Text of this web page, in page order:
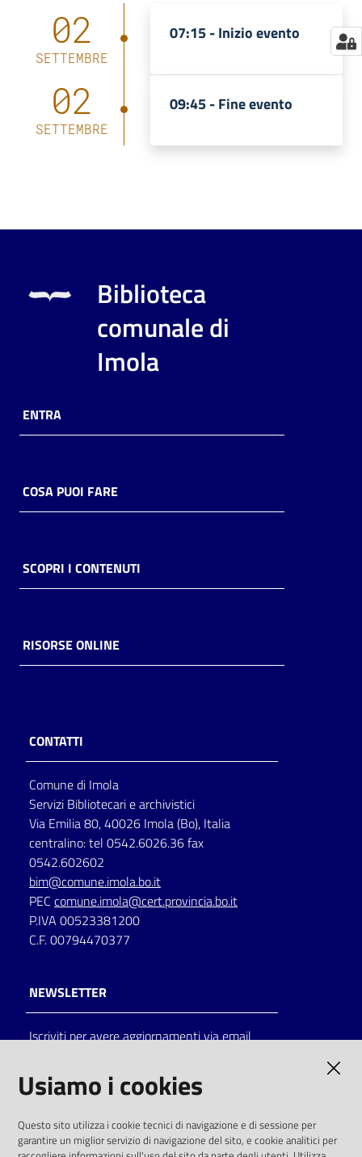
02
SETTEMBRE
07:15 -Inizio evento
02
SETTEMBRE
09:45 -Fine evento
Biblioteca
comunale di
Imola
ENTRA
COSA PUOI FARE
SCOPRI I CONTENUTI
RISORSE ONLINE
CONTATTI
Comune di Imola
Servizi Bibliotecari e archivistici
Via Emilia 80, 40026 Imola (Bo), Italia
centralino: tel 0542.6026.36 fax
0542.602602
bim@comune.imola.bo.it
PEC comune.imola@cert.provincia.bo.it
P.IVA 00523381200
C.F. 00794470377
NEWSLETTER
Iscriviti per avere aggiornamenti via email
solo alle condizioni previste dalla direttiva
comunitaria 2003/98/CE e dal d.lgs. 36/2006
Usiamo i cookies
Questo sito utilizza i cookie tecnici di navigazione e di sessione per
garantire un miglior servizio di navigazione del sito, e cookie analitici per